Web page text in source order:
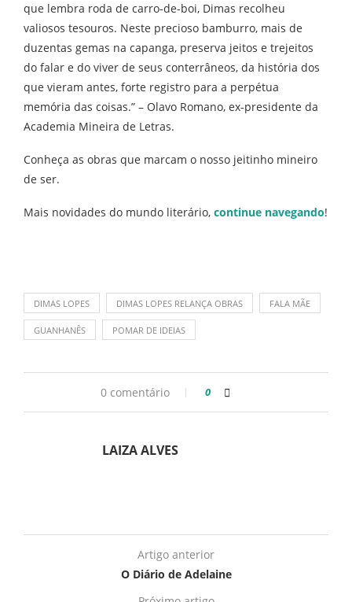
que lembra roda de carro-de-boi, Dimas recolheu
valiosos tesouros. Neste precioso bamburro, mais de
duzentas gemas na capanga, preserva jeitos e trejeitos
do falar e do viver de seus conterrâneos, da história dos
que vieram antes, forte registro para a perpétua
memória das coisas.” – Olavo Romano, ex-presidente da
Academia Mineira de Letras.
Conheça as obras que marcam o nosso jeitinho mineiro
de ser.
Mais novidades do mundo literário, continue navegando!
DIMAS LOPES DIMAS LOPES RELANÇA OBRAS FALA MÃE
GUANHANÊS POMAR DE IDEIAS
0 comentário 0
LAIZA ALVES
Artigo anterior
O Diário de Adelaine